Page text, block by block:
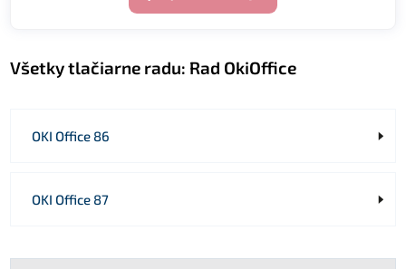
Všetky tlačiarne radu: Rad OkiOffice
OKI Office 86
OKI Office 87